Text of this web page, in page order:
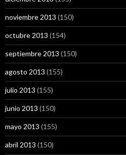
noviembre 2013 (150)
octubre 2013 (154)
septiembre 2013 (150)
agosto 2013 (155)
julio 2013 (155)
junio 2013 (150)
mayo 2013 (155)
abril 2013 (150)